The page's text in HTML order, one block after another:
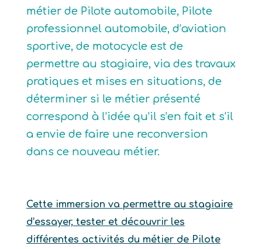
métier de Pilote automobile, Pilote
professionnel automobile, d’aviation
sportive, de motocycle est de
permettre au stagiaire, via des travaux
pratiques et mises en situations, de
déterminer si le métier présenté
correspond à l’idée qu’il s’en fait et s’il
a envie de faire une reconversion
dans ce nouveau métier.
Cette immersion va permettre au stagiaire
d’essayer, tester et découvrir les
différentes activités du métier de Pilote